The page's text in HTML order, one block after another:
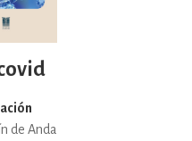
de Anda